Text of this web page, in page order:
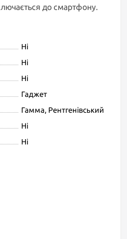
до смартфону.
Ні
Ні
Ні
Гаджет
Гамма, Рентгенівський
Ні
Ні